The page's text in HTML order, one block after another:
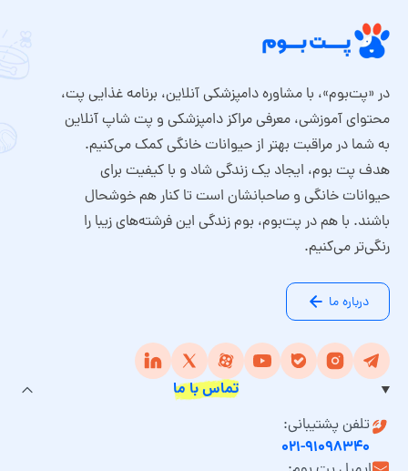
در «پت‌بوم»، با مشاوره دامپزشکی آنلاین، برنامه غذایی پت،
محتوای آموزشی، معرفی مراکز دامپزشکی و پت شاپ آنلاین
به شما در مراقبت بهتر از حیوانات خانگی کمک می‌کنیم.
هدف پت بوم، ایجاد یک زندگی شاد و با کیفیت برای
حیوانات خانگی و صاحبانشان است تا کنار هم خوشحال
باشند. با هم در پت‌بوم، بوم زندگی این فرشته‌های زیبا را
رنگی‌تر می‌کنیم.
درباره ما
تماس با ما
تلفن پشتیبانی:
۰۲۱-۹۱۰۹۸۳۴۰